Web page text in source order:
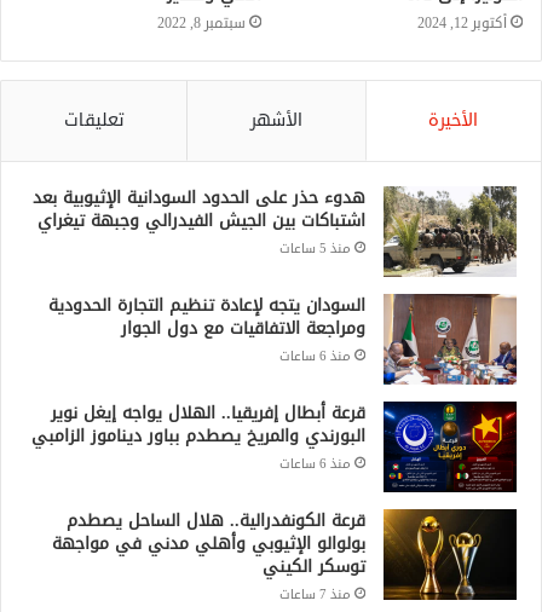
أكتوبر 12, 2024 سبتمبر 8, 2022
الأخيرة الأشهر تعليقات
هدوء حذر على الحدود السودانية الإثيوبية بعد
اشتباكات بين الجيش الفيدرالي وجبهة تيغراي
منذ 5 ساعات
السودان يتجه لإعادة تنظيم التجارة الحدودية
ومراجعة الاتفاقيات مع دول الجوار
منذ 6 ساعات
قرعة أبطال إفريقيا.. الهلال يواجه إيغل نوير
البورندي والمريخ يصطدم بباور ديناموز الزامبي
منذ 6 ساعات
قرعة الكونفدرالية.. هلال الساحل يصطدم
بولوالو الإثيوبي وأهلي مدني في مواجهة
توسكر الكيني
منذ 7 ساعات